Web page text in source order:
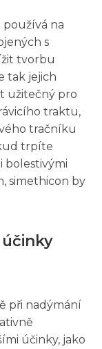
používá na
s
tvorbu
tak jejich
užitečný pro
traktu,
tračníku
trpíte
bolestivými
simethicon by
při nadýmání
účinky, jako